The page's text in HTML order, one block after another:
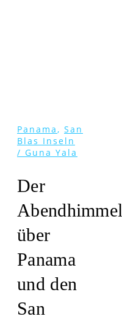
Panama, San
Blas Inseln
/ Guna Yala
Der
Abendhimmel
über
Panama
und den
San